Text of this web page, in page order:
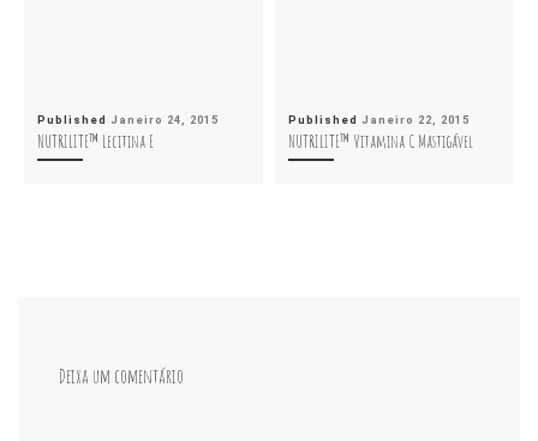
Published Janeiro 24, 2015
NUTRILITE™ Lecitina E
Published Janeiro 22, 2015
NUTRILITE™ Vitamina C Mastigável
Deixa um comentário